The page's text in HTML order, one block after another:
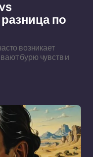
по
возникает
бурю чувств и